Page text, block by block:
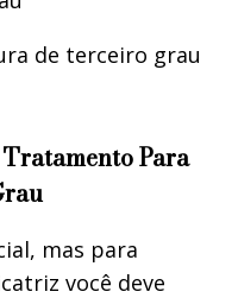
de terceiro grau
Para
mas para
você deve